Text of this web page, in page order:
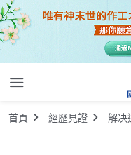
首頁 經歷見證 解决